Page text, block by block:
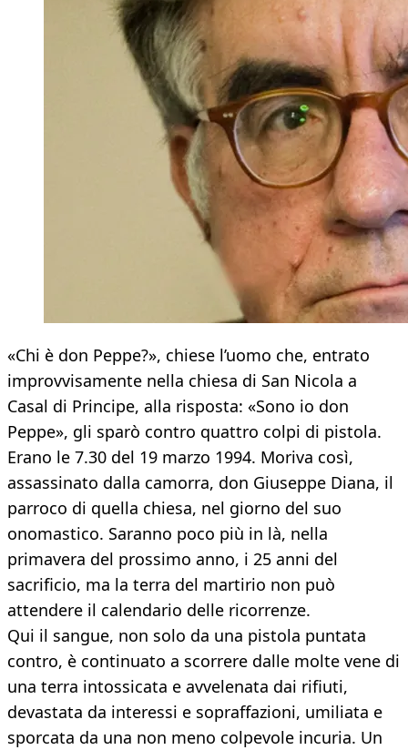
«Chi è don Peppe?», chiese l’uomo che, entrato
improvvisamente nella chiesa di San Nicola a
Casal di Principe, alla risposta: «Sono io don
Peppe», gli sparò contro quattro colpi di pistola.
Erano le 7.30 del 19 marzo 1994. Moriva così,
assassinato dalla camorra, don Giuseppe Diana, il
parroco di quella chiesa, nel giorno del suo
onomastico. Saranno poco più in là, nella
primavera del prossimo anno, i 25 anni del
sacrificio, ma la terra del martirio non può
attendere il calendario delle ricorrenze.
Qui il sangue, non solo da una pistola puntata
contro, è continuato a scorrere dalle molte vene di
una terra intossicata e avvelenata dai rifiuti,
devastata da interessi e sopraffazioni, umiliata e
sporcata da una non meno colpevole incuria. Un